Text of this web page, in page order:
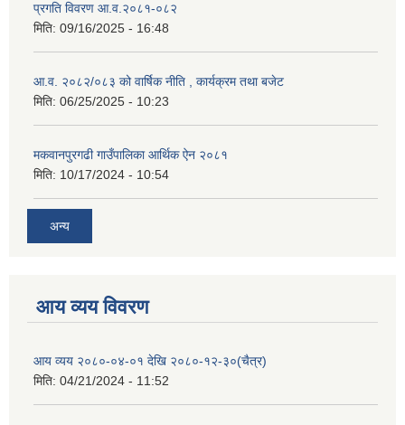
प्रगति विवरण आ.व.२०८१-०८२
मिति: 09/16/2025 - 16:48
आ.व. २०८२/०८३ को वार्षिक नीति , कार्यक्रम तथा बजेट
मिति: 06/25/2025 - 10:23
मकवानपुरगढी गाउँपालिका आर्थिक ‌‌‌ऐन २०८१
मिति: 10/17/2024 - 10:54
अन्य
आय व्यय विवरण
आय व्यय २०८०-०४-०१ देखि २०८०-१२-३०(चैत्र)
मिति: 04/21/2024 - 11:52